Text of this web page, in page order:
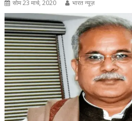
सोम 23 मार्च, 2020 भारत न्यूज़